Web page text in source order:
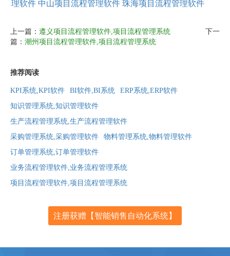
理软件 中山项目流程管理软件 珠海项目流程管理软件
上一篇： 遵义项目流程管理软件,项目流程管理系统
下一
篇： 潮州项目流程管理软件,项目流程管理系统
推荐阅读
KPI系统,KPI软件 BI软件,BI系统
ERP系统,ERP软件
知识管理系统,知识管理软件
生产流程管理系统,生产流程管理软件
采购管理系统,采购管理软件
物料管理系统,物料管理软件
订单管理系统,订单管理软件
业务流程管理软件,业务流程管理系统
项目流程管理软件,项目流程管理系统
注册获赠【智能销售自动化系统】